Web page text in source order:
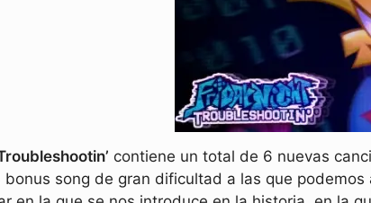
contiene un total de 6 nuevas
bonus song de gran dificultad a las que